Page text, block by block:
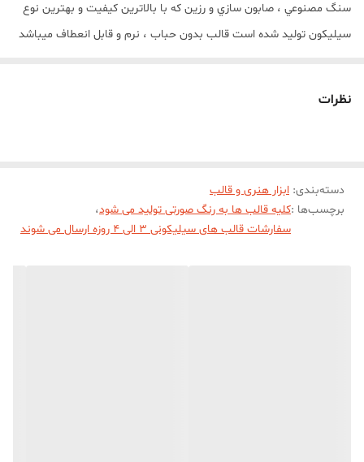
سنگ مصنوعي ، صابون سازي و رزین که با بالاترين کيفيت و بهترين نوع
سيليکون توليد شده است قالب بدون حباب ، نرم و قابل انعطاف ميباشد
نظرات
دسته‌بندی: ابزار هنری و قالب
برچسب‌ها :کلیه قالب ها به رنگ صورتی تولید می شود،
سفارشات قالب های سیلیکونی 3 الی 4 روزه ارسال می شوند